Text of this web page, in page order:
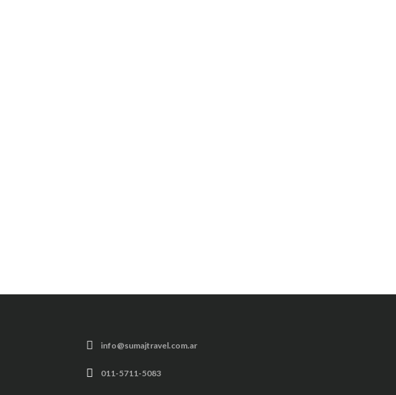
info@sumajtravel.com.ar
011-5711-5083